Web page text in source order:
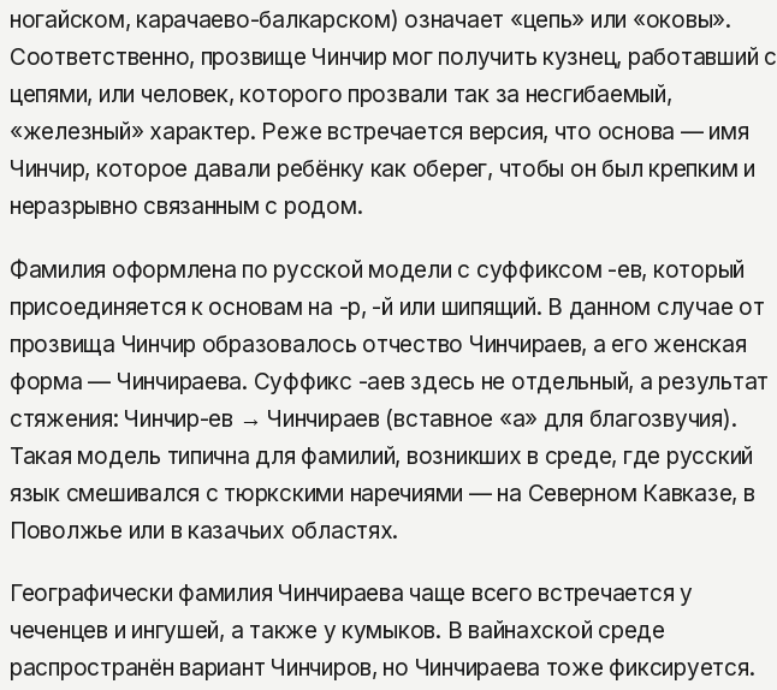
ногайском, карачаево-балкарском) означает «цепь» или «оковы».
Соответственно, прозвище Чинчир мог получить кузнец, работавший с
цепями, или человек, которого прозвали так за несгибаемый,
«железный» характер. Реже встречается версия, что основа — имя
Чинчир, которое давали ребёнку как оберег, чтобы он был крепким и
неразрывно связанным с родом.
Фамилия оформлена по русской модели с суффиксом -ев, который
присоединяется к основам на -р, -й или шипящий. В данном случае от
прозвища Чинчир образовалось отчество Чинчираев, а его женская
форма — Чинчираева. Суффикс -аев здесь не отдельный, а результат
стяжения: Чинчир-ев → Чинчираев (вставное «а» для благозвучия).
Такая модель типична для фамилий, возникших в среде, где русский
язык смешивался с тюркскими наречиями — на Северном Кавказе, в
Поволжье или в казачьих областях.
Географически фамилия Чинчираева чаще всего встречается у
чеченцев и ингушей, а также у кумыков. В вайнахской среде
распространён вариант Чинчиров, но Чинчираева тоже фиксируется.